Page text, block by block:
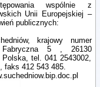
wspólnie z
Unii Europejskiej –
publicznych:
krajowy numer
Fabryczna 5 , 26130
tel. 041 2543002,
, faks 412 543 485.